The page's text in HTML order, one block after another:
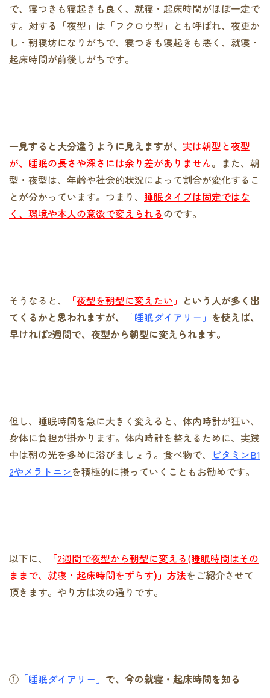
で、寝つきも寝起きも良く、就寝・起床時間がほぼ一定で
す。対する「夜型」は「フクロウ型」とも呼ばれ、夜更か
し・朝寝坊になりがちで、寝つきも寝起きも悪く、就寝・
起床時間が前後しがちです。
一見すると大分違うように見えますが、 実は朝型と夜型
が、睡眠の長さや深さには余り差がありません。 また、朝
型・夜型は、年齢や社会的状況によって割合が変化するこ
とが分かっています。つまり、 睡眠タイプは固定ではな
く、環境や本人の意欲で変えられるのです。
そうなると、 「夜型を朝型に変えたい 」 という人が多く出
てくるかと思われますが、
「睡眠ダイアリー 」 を使えば、
早ければ2週間で、夜型から朝型に変えられます。
但し、睡眠時間を急に大きく変えると、体内時計が狂い、
身体に負担が掛かります。体内時計を整えるために、実践
中は朝の光を多めに浴びましょう。食べ物で、 ビタミンB1
2やメラトニンを積極的に摂っていくこともお勧めです。
以下に、 「2週間で夜型から朝型に変える(睡眠時間はその
ままで、就寝・起床時間をずらす)」方法をご紹介させて
頂きます。やり方は次の通りです。
① 「睡眠ダイアリー 」 で、今の就寝・起床時間を知る